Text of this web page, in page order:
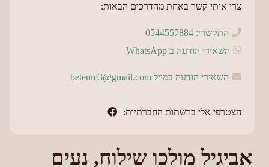
צרי איתי קשר באחת מהדרכים הבאות:
התקשרי: 0544557884
השאירי הודעה ב WhatsApp
השאירי הודעה במייל betenm3@gmail.com
הצטרפי אלי ברשתות החברתיות:
אביגיל מולכו שילוח, נעים